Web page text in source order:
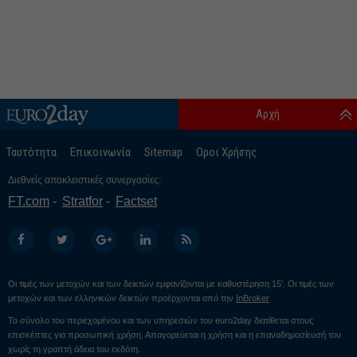
Ταυτότητα Επικοινωνία Sitemap Οροι Χρήσης
Αρχή
Διεθνείς αποκλειστικές συνεργασίες:
FT.com Stratfor Factset
Οι τιμές των μετοχών και των δεικτών εμφανίζονται με καθυστέρηση 15’. Οι τιμές των
μετοχών και των ελληνικών δεικτών προέρχονται από την InBroker
Το σύνολο του περιεχομένου και των υπηρεσιών του euro2day διατίθεται στους
επισκέπτες για προσωπική χρήση. Απαγορεύεται η χρήση και η επαναδημοσίευσή του
χωρίς τη γραπτή άδεια του εκδότη.